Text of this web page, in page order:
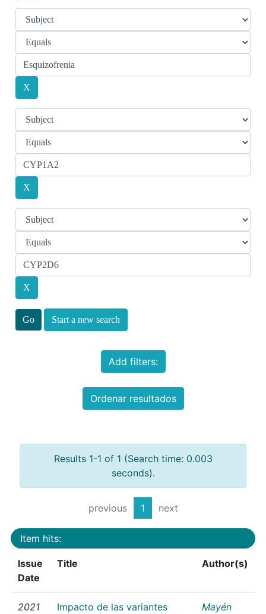
Start a new search
Add filters:
Ordenar resultados
Results 1-1 of 1 (Search time: 0.003
seconds).
previous 1 next
Item hits:
Issue
Date
Title Author(s)
2021
Impacto de las variantes
Mayén